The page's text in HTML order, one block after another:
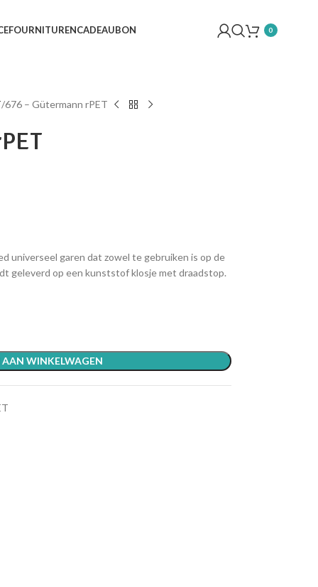
FOURNITURENCADEAUBON 0
676 – Gütermann rPET
universeel garen dat zowel te gebruiken is op de
geleverd op een kunststof klosje met draadstop.
WINKELWAGEN